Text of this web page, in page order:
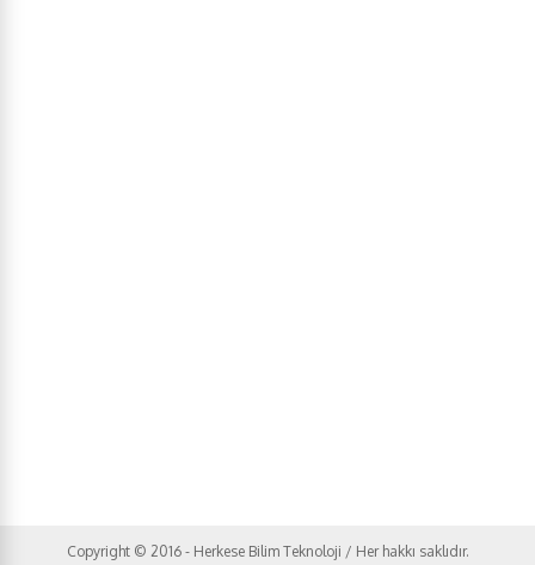
Copyright © 2016 - Herkese Bilim Teknoloji / Her hakkı saklıdır.